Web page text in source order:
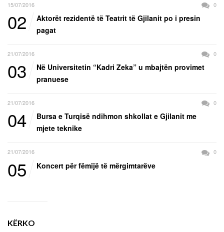
15/07/2016 0
02
Aktorët rezidentë të Teatrit të Gjilanit po i presin
pagat
21/07/2016 0
03
Në Universitetin “Kadri Zeka” u mbajtën provimet
pranuese
21/07/2016 0
04
Bursa e Turqisë ndihmon shkollat e Gjilanit me
mjete teknike
21/07/2016 0
05 Koncert për fëmijë të mërgimtarëve
KËRKO